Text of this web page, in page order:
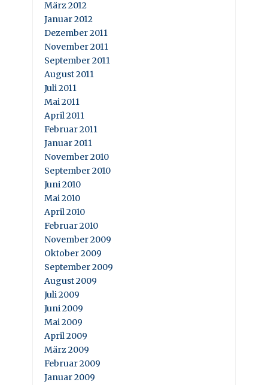
März 2012
Januar 2012
Dezember 2011
November 2011
September 2011
August 2011
Juli 2011
Mai 2011
April 2011
Februar 2011
Januar 2011
November 2010
September 2010
Juni 2010
Mai 2010
April 2010
Februar 2010
November 2009
Oktober 2009
September 2009
August 2009
Juli 2009
Juni 2009
Mai 2009
April 2009
März 2009
Februar 2009
Januar 2009